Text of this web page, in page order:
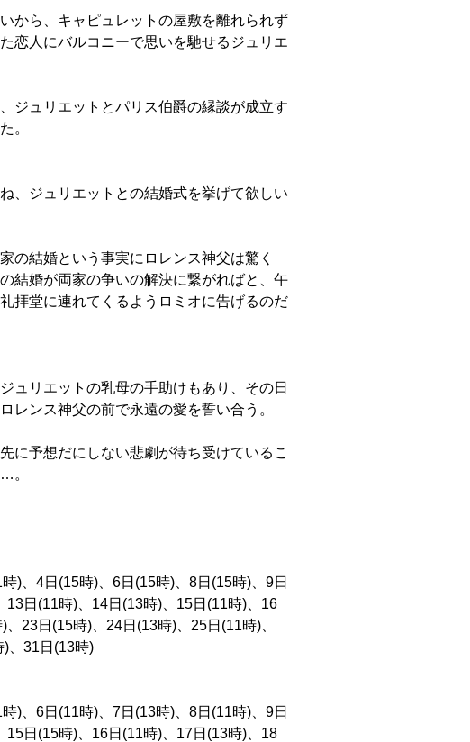
から、キャピュレットの屋敷を離れられず
恋人にバルコニーで思いを馳せるジュリエ
ジュリエットとパリス伯爵の縁談が成立す
。
、ジュリエットとの結婚式を挙げて欲しい
の結婚という事実にロレンス神父は驚く
結婚が両家の争いの解決に繋がればと、午
拝堂に連れてくるようロミオに告げるのだ
ュリエットの乳母の手助けもあり、その日
レンス神父の前で永遠の愛を誓い合う。
に予想だにしない悲劇が待ち受けているこ
。
)、4日(15時)、6日(15時)、8日(15時)、9日
13日(11時)、14日(13時)、15日(11時)、16
23日(15時)、24日(13時)、25日(11時)、
)、31日(13時)
)、6日(11時)、7日(13時)、8日(11時)、9日
15日(15時)、16日(11時)、17日(13時)、18